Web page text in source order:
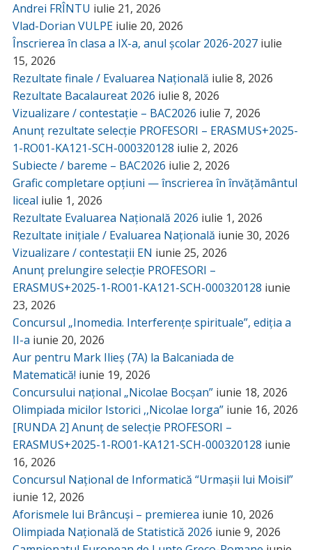
Andrei FRÎNTU iulie 21, 2026
Vlad-Dorian VULPE iulie 20, 2026
Înscrierea în clasa a IX-a, anul școlar 2026-2027 iulie
15, 2026
Rezultate finale / Evaluarea Națională iulie 8, 2026
Rezultate Bacalaureat 2026 iulie 8, 2026
Vizualizare / contestație – BAC2026 iulie 7, 2026
Anunț rezultate selecție PROFESORI – ERASMUS+2025-
1-RO01-KA121-SCH-000320128 iulie 2, 2026
Subiecte / bareme – BAC2026 iulie 2, 2026
Grafic completare opțiuni — înscrierea în învățământul
liceal iulie 1, 2026
Rezultate Evaluarea Națională 2026 iulie 1, 2026
Rezultate inițiale / Evaluarea Națională iunie 30, 2026
Vizualizare / contestații EN iunie 25, 2026
Anunț prelungire selecție PROFESORI –
ERASMUS+2025-1-RO01-KA121-SCH-000320128 iunie
23, 2026
Concursul „Inomedia. Interferențe spirituale”, ediția a
II-a iunie 20, 2026
Aur pentru Mark Ilieș (7A) la Balcaniada de
Matematică! iunie 19, 2026
Concursului național „Nicolae Bocșan” iunie 18, 2026
Olimpiada micilor Istorici ,,Nicolae Iorga” iunie 16, 2026
[RUNDA 2] Anunț de selecție PROFESORI –
ERASMUS+2025-1-RO01-KA121-SCH-000320128 iunie
16, 2026
Concursul Național de Informatică “Urmașii lui Moisil”
iunie 12, 2026
Aforismele lui Brâncuși – premierea iunie 10, 2026
Olimpiada Națională de Statistică 2026 iunie 9, 2026